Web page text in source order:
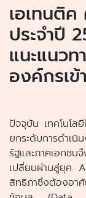
เอเทนติ
ประจำปี
แนะแนว
องค์กรเ
ปัจจุบัน เทคโนโ
ยกระดับการดำเนิ
รัฐและภาคเอกชน
เปลี่ยนผ่านสู่ยุค
สิทธิภาซึ่งต้องอา